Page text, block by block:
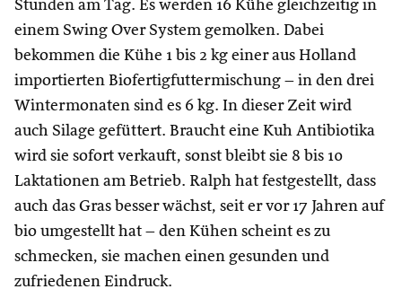
Stunden am Tag. Es werden 16 Kühe gleichzeitig in
einem Swing Over System gemolken. Dabei
bekommen die Kühe 1 bis 2 kg einer aus Holland
importierten Biofertigfuttermischung – in den drei
Wintermonaten sind es 6 kg. In dieser Zeit wird
auch Silage gefüttert. Braucht eine Kuh Antibiotika
wird sie sofort verkauft, sonst bleibt sie 8 bis 10
Laktationen am Betrieb. Ralph hat festgestellt, dass
auch das Gras besser wächst, seit er vor 17 Jahren auf
bio umgestellt hat – den Kühen scheint es zu
schmecken, sie machen einen gesunden und
zufriedenen Eindruck.